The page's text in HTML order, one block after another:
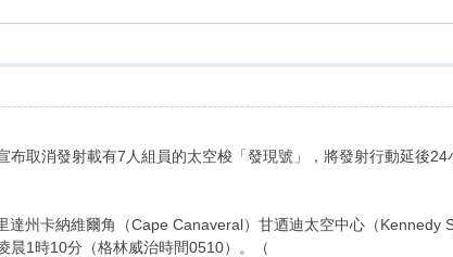
取消發射載有7人組員的太空梭「發現號」，將發射行動延後24
州卡納維爾角（Cape Canaveral）甘迺迪太空中心（Kennedy
晨1時10分（格林威治時間0510）。（